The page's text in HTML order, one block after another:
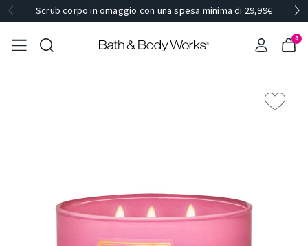
Scrub corpo in omaggio con una spesa minima di 29,99€
0